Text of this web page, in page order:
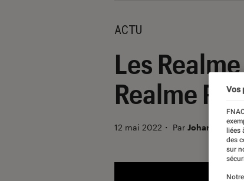
ACTU
Les
Realme
12 mai 2022 ・ Par Johanna
Vos
des
sur